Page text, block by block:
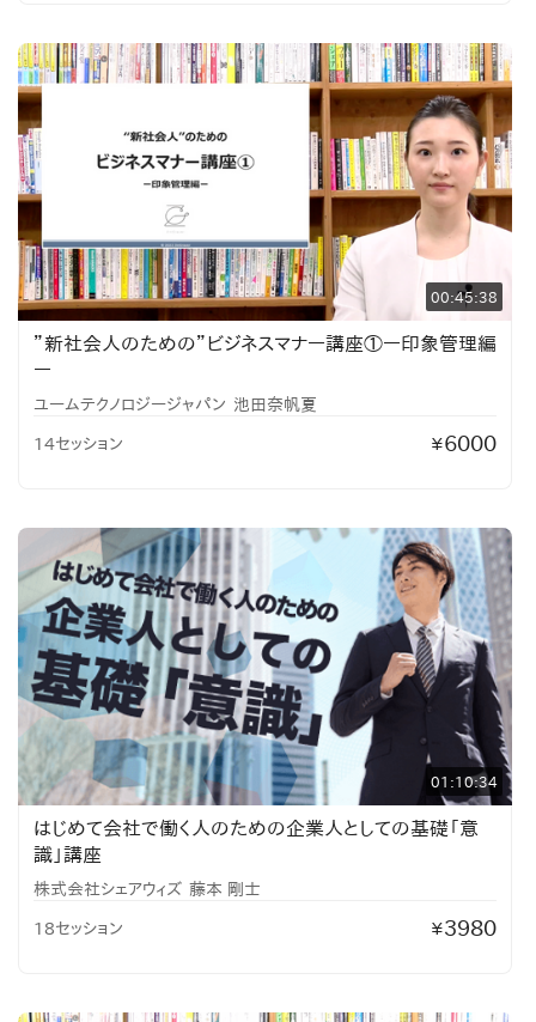
00:45:38
”新社会人のための”ビジネスマナー講座①ー印象管理編
ー
ユームテクノロジージャパン 池田奈帆夏
14セッション ¥6000
01:10:34
はじめて会社で働く人のための企業人としての基礎「意
識」講座
株式会社シェアウィズ 藤本 剛士
18セッション ¥3980